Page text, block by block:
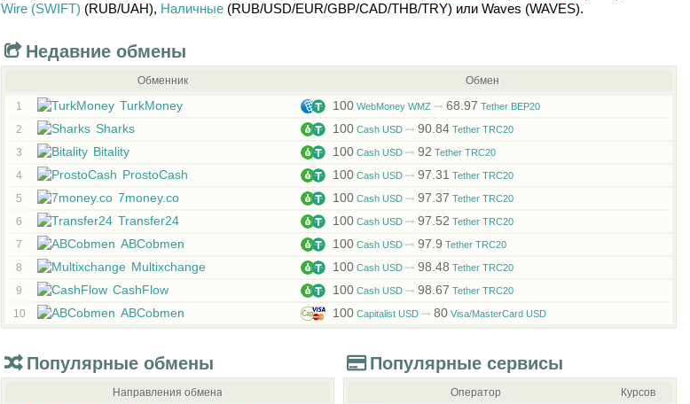
Wire (SWIFT) (RUB/UAH), Наличные(RUB/USD/EUR/GBP/CAD/THB/TRY) или Waves (WAVES).
Недавние обмены
Обменник Обмен
1 TurkMoney 100WebMoney WMZ 68.97 Tether BEP20
2 Sharks 100Cash USD 90.84Tether TRC20
3 Bitality 100Cash USD 92 Tether TRC20
4 ProstoCash 100Cash USD 97.31 Tether TRC20
5 7money.co 100Cash USD 97.37 Tether TRC20
6 Transfer24 100Cash USD 97.52 Tether TRC20
7 ABCobmen 100Cash USD 97.9 Tether TRC20
8 Multixchange 100Cash USD 98.48 Tether TRC20
9 CashFlow 100Cash USD 98.67 Tether TRC20
10 ABCobmen 100Capitalist USD 80Visa/MasterCard USD
Популярные обмены
Направления обмена
Популярные сервисы
Оператор Курсов